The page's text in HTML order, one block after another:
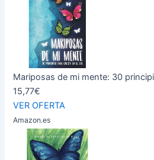
Mariposas de mi mente: 30
15,77€
VER OFERTA
Amazon.es